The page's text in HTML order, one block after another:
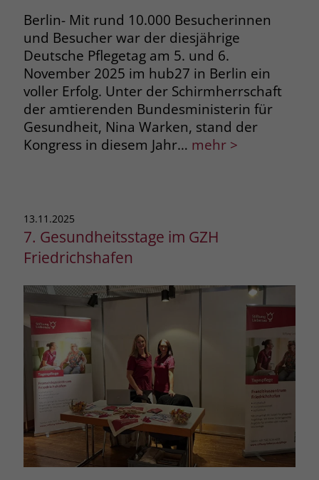
Berlin- Mit rund 10.000 Besucherinnen
und Besucher war der diesjährige
Deutsche Pflegetag am 5. und 6.
November 2025 im hub27 in Berlin ein
voller Erfolg. Unter der Schirmherrschaft
der amtierenden Bundesministerin für
Gesundheit, Nina Warken, stand der
Kongress in diesem Jahr… mehr >
13.11.2025
7. Gesundheitsstage im GZH
Friedrichshafen